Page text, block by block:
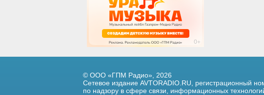
© ООО «ГПМ Радио», 2026
Сетевое издание AVTORADIO.RU, регистрационный
по надзору в сфере связи,
информационных